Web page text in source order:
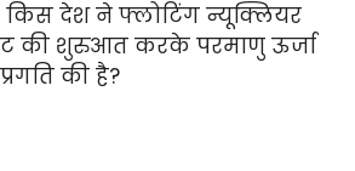
किस देश ने फ्लोटिंग न्यूक्लियर
की शुरुआत करके परमाणु ऊर्जा
की है?